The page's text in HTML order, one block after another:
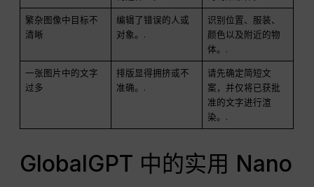
繁杂图像中目标不
清晰
编辑了错误的人或
对象。.
识别位置、服装、
颜色以及附近的物
体。.
一张图片中的文字
过多
排版显得拥挤或不
准确。.
请先确定简短文
案，并仅将已获批
准的文字进行渲
染。.
GlobalGPT 中的实用 Nano